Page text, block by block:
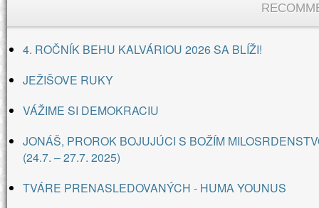
4. ROČNÍK BEHU KALVÁRIOU 2026 SA BLÍŽI!
JEŽIŠOVE RUKY
VÁŽIME SI DEMOKRACIU
JONÁŠ, PROROK BOJUJÚCI S BOŽÍM
(24.7. – 27.7. 2025)
TVÁRE PRENASLEDOVANÝCH - HUMA YOUNUS